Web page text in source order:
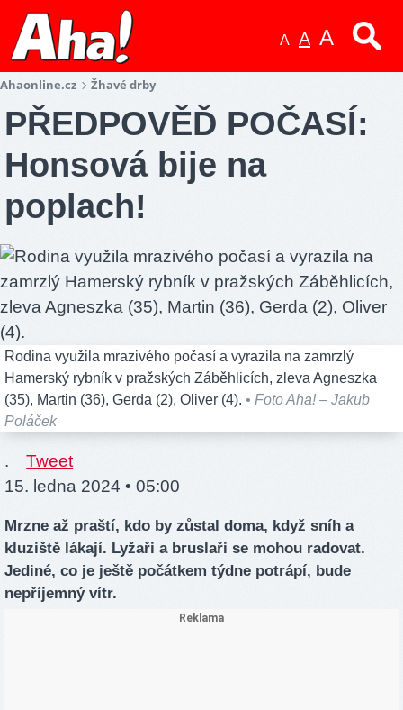
A A A
Ahaonline.cz Žhavé drby
PŘEDPOVĚĎ POČASÍ:
Honsová bije na
poplach!
Rodina využila mrazivého počasí a vyrazila na zamrzlý
Hamerský rybník v pražských Záběhlicích, zleva Agneszka
(35), Martin (36), Gerda (2), Oliver (4). • Foto Aha! – Jakub
Poláček
.
Tweet
15. ledna 2024 • 05:00
Mrzne až praští, kdo by zůstal doma, když sníh a
kluziště lákají. Lyžaři a bruslaři se mohou radovat.
Jediné, co je ještě počátkem týdne potrápí, bude
nepříjemný vítr.